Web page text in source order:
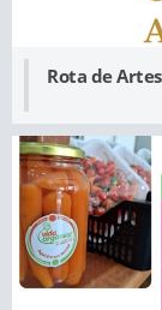
Rota de